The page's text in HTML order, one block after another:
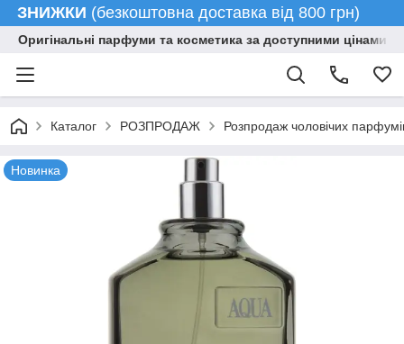
ЗНИЖКИ (безкоштовна доставка від 800 грн)
Оригінальні парфуми та косметика за доступними цінами
Каталог РОЗПРОДАЖ Розпродаж чоловічих
Новинка